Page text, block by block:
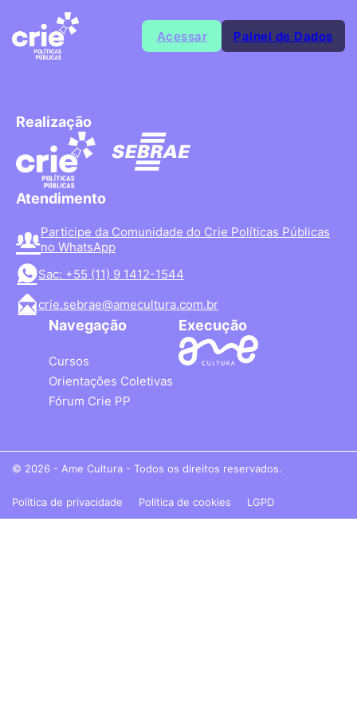
Acessar Painel de Dados
Realização
Atendimento
Participe da Comunidade do Crie Políticas Públicas
no WhatsApp
Sac: +55 (11) 9 1412-1544
crie.sebrae@amecultura.com.br
Navegação
Cursos
Orientações Coletivas
Fórum Crie PP
Execução
© 2026 - Ame Cultura - Todos os direitos reservados.
Política de privacidade Política de cookies LGPD